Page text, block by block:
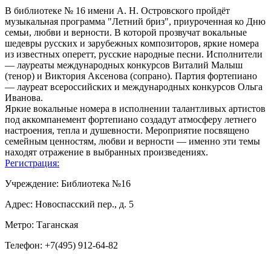
В библиотеке № 16 имени А. Н. Островского пройдёт
музыкальная программа "Летний бриз", приуроченная ко Дню
семьи, любви и верности. В которой прозвучат вокальные
шедевры русских и зарубежных композиторов, яркие номера
из известных оперетт, русские народные песни. Исполнители
— лауреаты международных конкурсов Виталий Малыш
(тенор) и Виктория Аксенова (сопрано). Партия фортепиано
— лауреат всероссийских и международных конкурсов Ольга
Иванова.
Яркие вокальные номера в исполнении талантливых артистов
под аккомпанемент фортепиано создадут атмосферу летнего
настроения, тепла и душевности. Мероприятие посвящено
семейным ценностям, любви и верности — именно эти темы
находят отражение в выбранных произведениях.
Регистрация:
Учреждение: Библиотека №16
Адрес: Новоспасский пер., д. 5
Метро: Таганская
Телефон: +7(495) 912-64-82